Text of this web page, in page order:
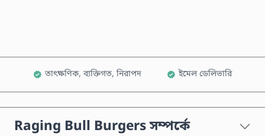
তাৎক্ষণিক, ব্যক্তিগত, নিরাপদ ইমেল ডেলিভারি
Raging Bull Burgers সম্পর্কে